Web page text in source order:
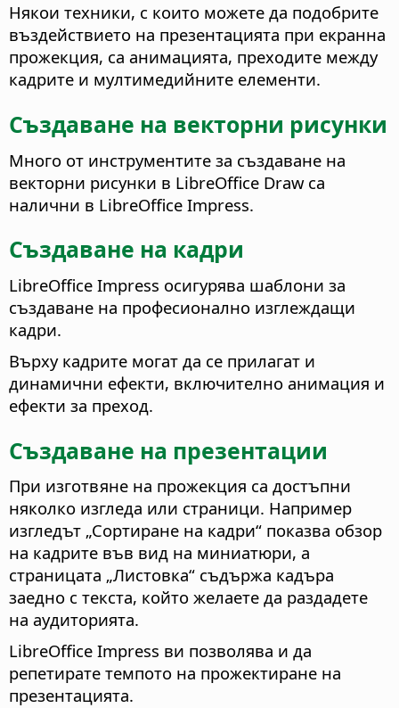
Някои техники, с които можете да подобрите
въздействието на презентацията при екранна
прожекция, са анимацията, преходите между
кадрите и мултимедийните елементи.
Създаване на векторни рисунки
Много от инструментите за създаване на
векторни рисунки в LibreOffice Draw са
налични в LibreOffice Impress.
Създаване на кадри
LibreOffice Impress осигурява шаблони за
създаване на професионално изглеждащи
кадри.
Върху кадрите могат да се прилагат и
динамични ефекти, включително анимация и
ефекти за преход.
Създаване на презентации
При изготвяне на прожекция са достъпни
няколко изгледа или страници. Например
изгледът „Сортиране на кадри“ показва обзор
на кадрите във вид на миниатюри, а
страницата „Листовка“ съдържа кадъра
заедно с текста, който желаете да раздадете
на аудиторията.
LibreOffice Impress ви позволява и да
репетирате темпото на прожектиране на
презентацията.